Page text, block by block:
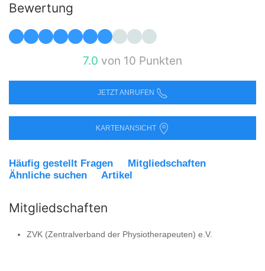
Bewertung
7.0 von 10 Punkten
JETZT ANRUFEN
KARTENANSICHT
Häufig gestellt Fragen
Mitgliedschaften
Ähnliche suchen
Artikel
Mitgliedschaften
ZVK (Zentralverband der Physiotherapeuten) e.V.